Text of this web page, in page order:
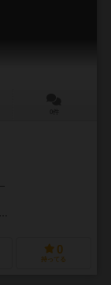
0
持ってる